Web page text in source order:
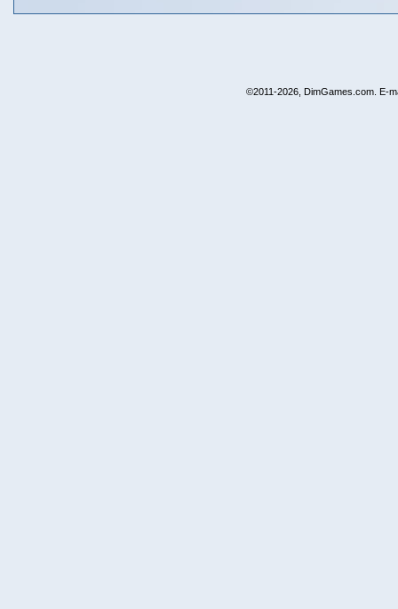
©2011-2026, DimGames.com. E-